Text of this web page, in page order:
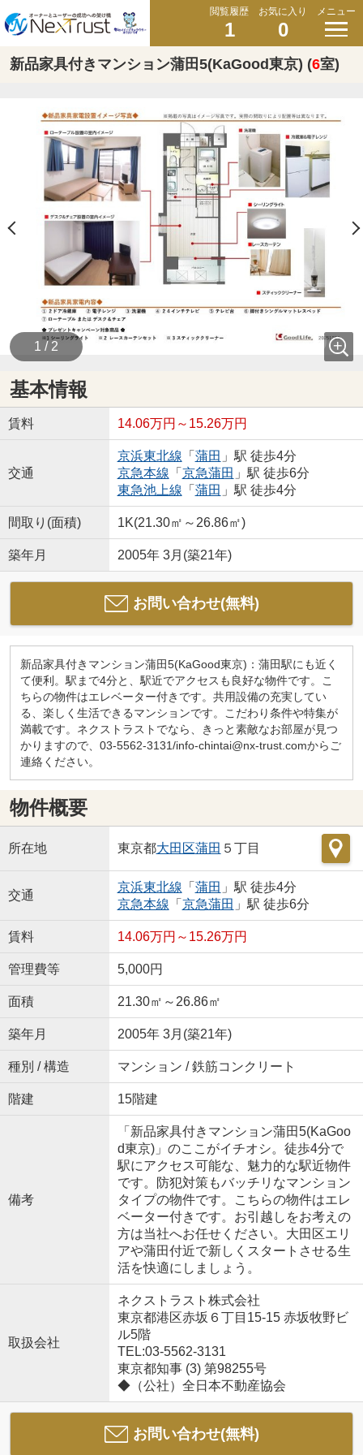
閲覧履歴
1
お気に入り
0
メニュー
新品家具付きマンション蒲田5(KaGood東京) (6室)
1 / 2
基本情報
賃料 14.06万円～15.26万円
交通
京浜東北線 「 蒲田 」駅 徒歩4分
京急本線 「 京急蒲田 」駅 徒歩6分
東急池上線 「 蒲田 」駅 徒歩4分
間取り(面積) 1K(21.30㎡～26.86㎡)
築年月 2005年 3月(築21年)
お問い合わせ(無料)
新品家具付きマンション蒲田5(KaGood東京)：蒲田駅にも近く
て便利。駅まで4分と、駅近でアクセスも良好な物件です。こ
ちらの物件はエレベーター付きです。共用設備の充実してい
る、楽しく生活できるマンションです。こだわり条件や特集が
満載です。ネクストラストでなら、きっと素敵なお部屋が見つ
かりますので、03-5562-3131/info-chintai@nx-trust.comからご
連絡ください。
物件概要
所在地 東京都大田区蒲田 ５丁目
交通
京浜東北線 「 蒲田 」駅 徒歩4分
京急本線 「 京急蒲田 」駅 徒歩6分
賃料 14.06万円～15.26万円
管理費等 5,000円
面積 21.30㎡～26.86㎡
築年月 2005年 3月(築21年)
種別 / 構造 マンション / 鉄筋コンクリート
階建 15階建
備考
「新品家具付きマンション蒲田5(KaGoo
d東京)」のここがイチオシ。徒歩4分で
駅にアクセス可能な、魅力的な駅近物件
です。防犯対策もバッチリなマンション
タイプの物件です。こちらの物件はエレ
ベーター付きです。お引越しをお考えの
方は当社へお任せください。大田区エリ
アや蒲田付近で新しくスタートさせる生
活を快適にしましょう。
取扱会社
ネクストラスト株式会社
東京都港区赤坂６丁目15-15 赤坂牧野ビ
ル5階
TEL:03-5562-3131
東京都知事 (3) 第98255号
◆（公社）全日本不動産協会
お問い合わせ(無料)